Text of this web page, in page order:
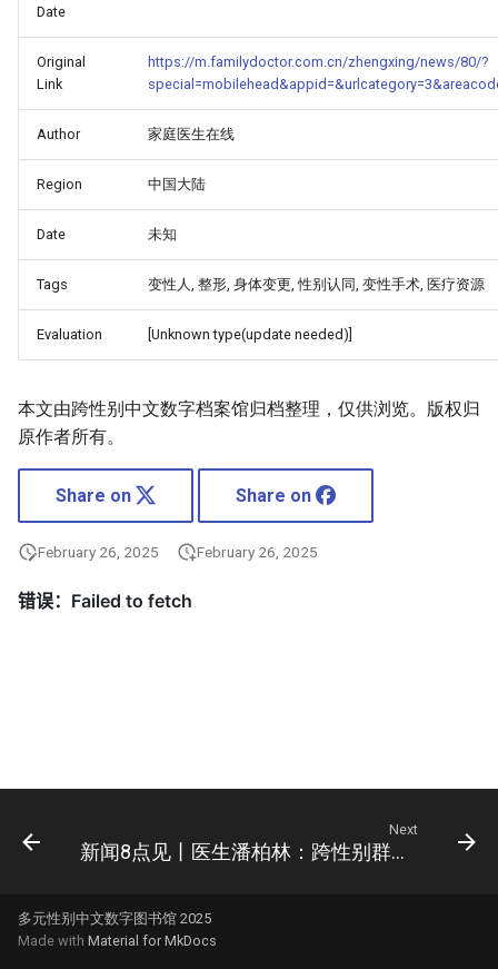
Date
Original
Link
https://m.familydoctor.com.cn/zhengxing/news/80/?
Author 家庭医生在线
Region 中国大陆
Date 未知
Tags 变性人, 整形, 身体变更, 性别认同, 变性手术, 医疗资源
Evaluation [Unknown type(update needed)]
本文由跨性别中文数字档案馆归档整理，仅供浏览。版权归
原作者所有。
Share on Share on
February 26, 2025 February 26, 2025
Next
新闻8点见丨医生潘柏林：跨性别群体处于隐秘状态 大多纠结痛苦
多元性别中文数字图书馆 2025
Made with Material for MkDocs